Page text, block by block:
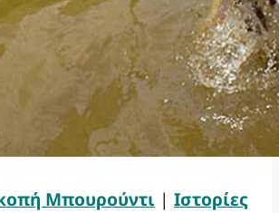
Μπουρούντι | Ιστορίες